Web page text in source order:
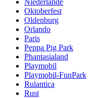
Oktoberfest
Oldenburg
Orlando
Paris
Peppa Pig Park
Phantasialand
Playmobil
Playmobil-FunPark
Rulantica
Rust